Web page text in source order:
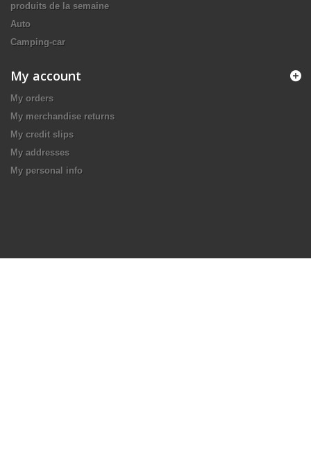
produits de la semaine
Auto
Camping-car
My account
My orders
My merchandise returns
My credit slips
My addresses
My personal info